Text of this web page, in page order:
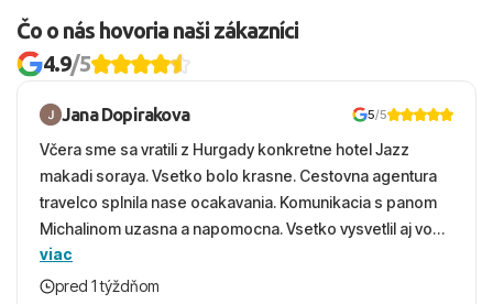
Čo o nás hovoria naši zákazníci
4.9/5
Jana Dopirakova 5/5
Včera sme sa vratili z Hurgady konkretne hotel Jazz
makadi soraya. Vsetko bolo krasne. Cestovna agentura
travelco splnila nase ocakavania. Komunikacia s panom
Michalinom uzasna a napomocna. Vsetko vysvetlil aj vo
vecernych hodinach zaco sa ospravedlnujem. Hotel
krasny, cisty. Sluzby top. Strava, prostredie, more,
viac
pred 1 týždňom